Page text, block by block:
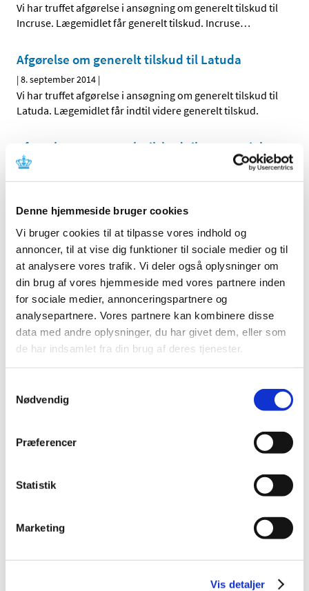
Denne hjemmeside bruger cookies
Vi bruger cookies til at tilpasse vores indhold og
annoncer, til at vise dig funktioner til sociale medier og til
at analysere vores trafik. Vi deler også oplysninger om
din brug af vores hjemmeside med vores partnere inden
for sociale medier, annonceringspartnere og
analysepartnere. Vores partnere kan kombinere disse
data med andre oplysninger, du har givet dem, eller som
de har indsamlet fra din brug af deres tjenester.
Nødvendig
Præferencer
Statistik
Marketing
Vis detaljer
Vi har truffet afgørelse i ansøgning om generelt tilskud til
Incruse. Lægemidlet får generelt tilskud. Incruse…
Afgørelse om generelt tilskud til Latuda
|8. september 2014 |
Vi har truffet afgørelse i ansøgning om generelt tilskud til
Latuda. Lægemidlet får indtil videre generelt tilskud.
Afgørelse om generelt tilskud til Hemangiol
(opdateret)
|5. september 2014|
Hemangiol. Lægemidlet får ikke generelt tilskud
Alle (2506)
TID
2026 (84)
2025 (158)
2024 (224)
2023 (195)
2021 (516)
2019 (159)
2017 (167)